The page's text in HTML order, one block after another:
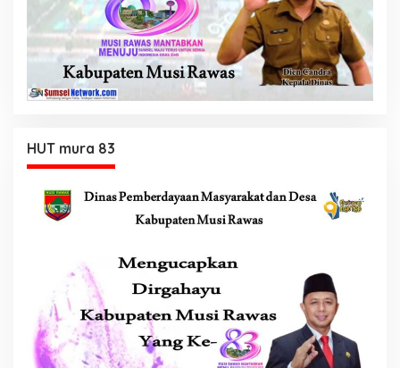
HUT mura 83